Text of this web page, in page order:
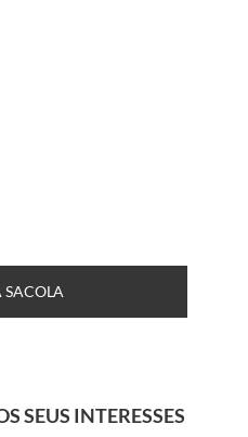
SEUS INTERESSES